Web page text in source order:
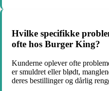
Hvilke specifikke
ofte hos Burger King?
Kunderne oplever ofte
er smuldret eller blødt,
deres bestillinger og dårlig